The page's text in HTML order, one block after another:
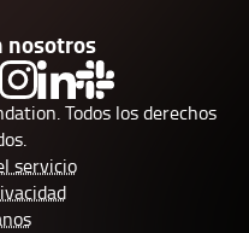
nosotros
Todos los derechos
servicio